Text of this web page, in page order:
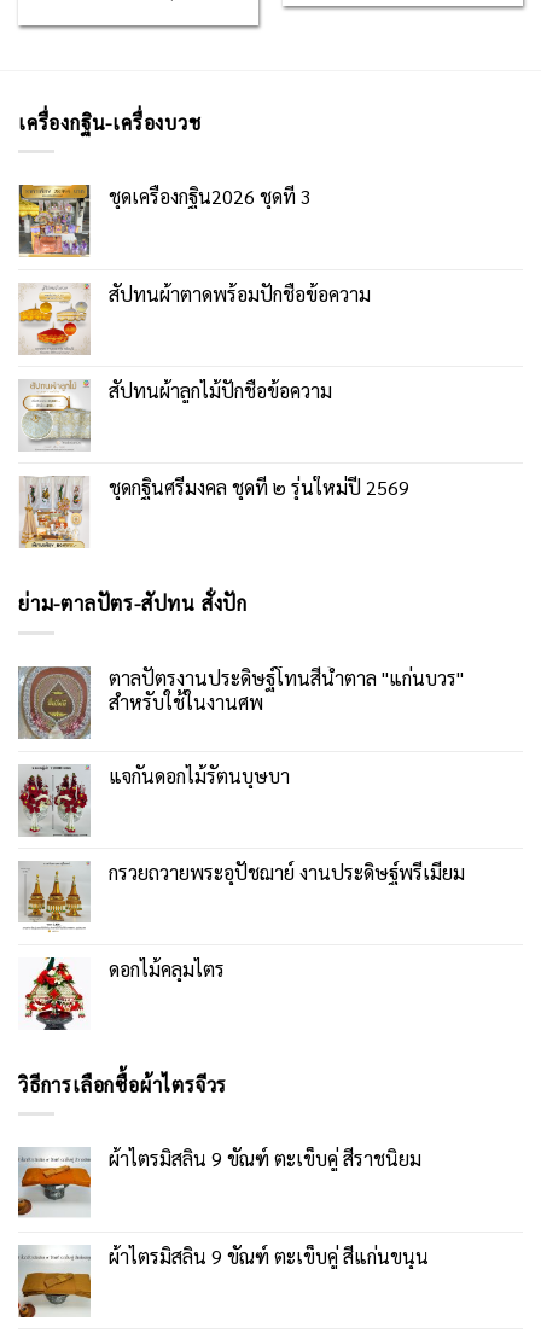
เครื่องกฐิน-เครื่องบวช
ชุดเครื่องกฐิน2026 ชุดที่ 3
สัปทนผ้าตาดพร้อมปักชื่อข้อความ
สัปทนผ้าลูกไม้ปักชื่อข้อความ
ชุดกฐินศรีมงคล ชุดที่ ๒ รุ่นใหม่ปี 2569
ย่าม-ตาลปัตร-สัปทน สั่งปัก
ตาลปัตรงานประดิษฐ์โทนสีน้ำตาล "แก่นบวร"
สำหรับใช้ในงานศพ
แจกันดอกไม้รัตนบุษบา
กรวยถวายพระอุปัชฌาย์ งานประดิษฐ์พรีเมียม
ดอกไม้คลุมไตร
วิธีการเลือกซื้อผ้าไตรจีวร
ผ้าไตรมิสลิน 9 ขัณฑ์ ตะเข็บคู่ สีราชนิยม
ผ้าไตรมิสลิน 9 ขัณฑ์ ตะเข็บคู่ สีแก่นขนุน